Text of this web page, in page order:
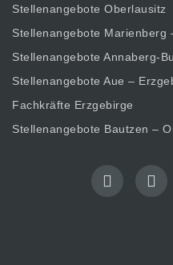
Stellenangebote Oberlausitz
Stellenangebote Marienberg
Stellenangebote Annaberg-
Stellenangebote Aue –
Fachkräfte Erzgebirge
Stellenangebote Bautzen –